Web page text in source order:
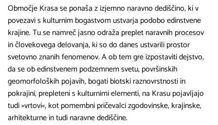
Območje Krasa se ponaša z izjemno naravno dediščino, ki v
povezavi s kulturnim bogastvom ustvarja podobo edinstvene
krajine. Tu se namreč jasno odraža preplet naravnih procesov
in človekovega delovanja, ki so do danes ustvarili prostor
svetovno znanih fenomenov. A ob tem gre izpostaviti dejstvo,
da se ob edinstvenem podzemnem svetu, površinskih
geomorfoloških pojavih, bogati biotski raznovrstnosti in
pokrajini, prepleteni s kulturnimi elementi, na Krasu pojavljajo
tudi »vrtovi«, kot pomembni pričevalci zgodovinske, krajinske,
arhitekturne in tudi naravne dediščine.